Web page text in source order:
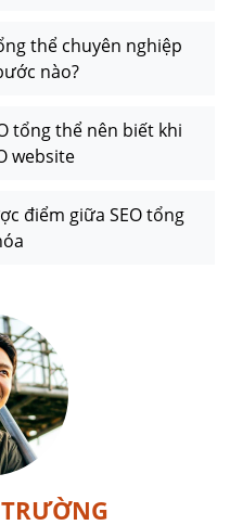
thể chuyên nghiệp
nào?
tổng thể nên biết khi
website
điểm giữa SEO tổng